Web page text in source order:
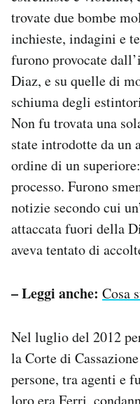
trovate due bombe
inchieste, indagini e
furono provocate
Diaz, e su quelle di
schiuma degli
Non fu trovata una
state introdotte da un
ordine di un
processo. Furono
notizie secondo cui
attaccata fuori della
aveva tentato di
– Leggi anche: Cosa
Nel luglio del 2012
la Corte di
persone, tra agenti e
loro era Ferri,